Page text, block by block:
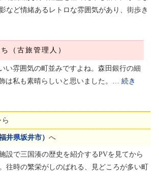
など情緒あるレトロな雰囲気があり、街歩き
（古旅管理人）
い雰囲気の町並みですよね。森田銀行の細
は私も素晴らしいと思いました。… 続き
井県坂井市） へ
設で三国湊の歴史を紹介するPVを見てから
往時の繁栄がしのばれる、見どころが多い町